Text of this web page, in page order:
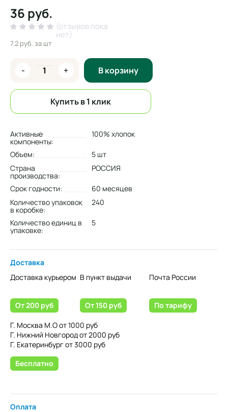
36 руб.
(отзывов пока
нет)
7.2 руб.за шт
- + В корзину
Купить в 1 клик
Активные
компоненты:
100% хлопок
Объем:
5 шт
Страна
производства:
РОССИЯ
Срок годности:
60 месяцев
Количество упаковок
в коробке:
240
Количество единиц в
упаковке:
5
Доставка
Доставка курьером
От 200 руб
Г. Москва М.О от 1000 руб
Г. Нижний Новгород от 2000 руб
Г. Екатеринбург от 3000 руб
Бесплатно
В пункт выдачи
От 150 руб
Почта России
По тарифу
Оплата